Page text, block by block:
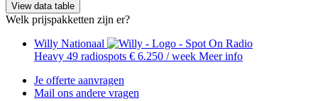
View data table
Welk prijspakketten zijn er?
Willy Nationaal
Heavy 49 radiospots € 6.250 / week Meer info
Je offerte aanvragen
Mail ons andere vragen